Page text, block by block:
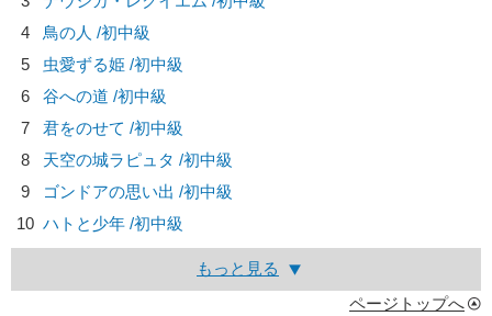
4
鳥の人 /初中級
5
虫愛ずる姫 /初中級
6
谷への道 /初中級
7
君をのせて /初中級
8
天空の城ラピュタ /初中級
9
ゴンドアの思い出 /初中級
10 ハトと少年 /初中級
もっと見る
ページトップへ